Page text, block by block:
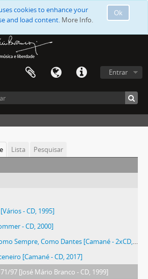
Ok
cookies to enhance your
and load content. More Info.
Entrar
Lista Pesquisar
- CD, 1995]
- CD, 2000]
Camané ao Vivo - Como Sempre, Como Dantes [Camané - 2xCD, 2003]
[Camané - CD, 2017]
97 [José Mário Branco - CD, 1999]